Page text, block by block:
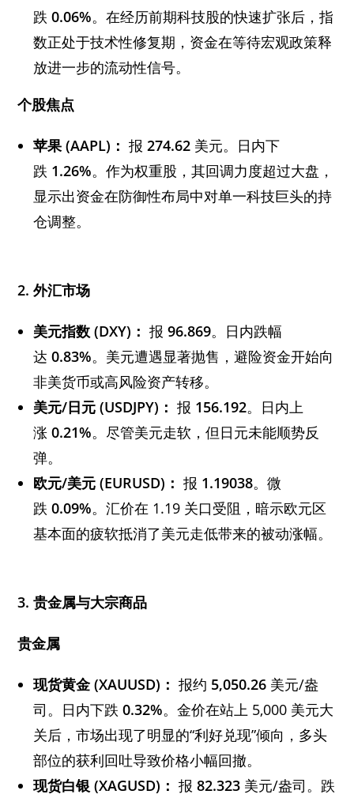
跌0.06%。在经历前期科技股的快速扩张后，指
数正处于技术性修复期，资金在等待宏观政策释
放进一步的流动性信号。
个股焦点
苹果 (AAPL)： 报274.62 美元。日内下
跌 1.26%。作为权重股，其回调力度超过大盘，
显示出资金在防御性布局中对单一科技巨头的持
仓调整。
2. 外汇市场
美元指数 (DXY)： 报96.869。日内跌幅
达0.83%。美元遭遇显著抛售，避险资金开始向
非美货币或高风险资产转移。
美元/日元 (USDJPY)： 报 156.192。日内上
涨0.21%。尽管美元走软，但日元未能顺势反
弹。
欧元/美元 (EURUSD)： 报 1.19038。微
跌0.09%。汇价在 1.19 关口受阻，暗示欧元区
基本面的疲软抵消了美元走低带来的被动涨幅。
3. 贵金属与大宗商品
贵金属
现货黄金 (XAUUSD)： 报约 5,050.26 美元/盎
司。日内下跌0.32%。金价在站上 5,000 美元大
关后，市场出现了明显的“利好兑现”倾向，多头
部位的获利回吐导致价格小幅回撤。
现货白银 (XAGUSD)： 报82.323 美元/盎司。跌